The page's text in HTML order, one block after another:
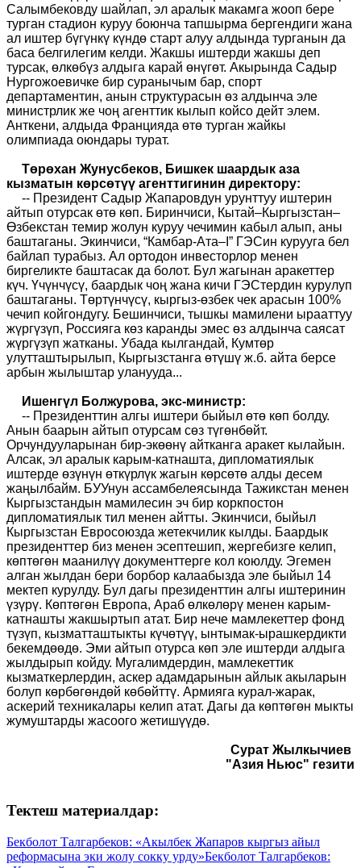
Салымбековду шайлап, эл аралык макамга жооп бере
турган стадион куруу боюнча тапшырма бергендиги жана
ал иштер бүгүнкү күндө старт алуу алдында турганын да
баса белгилегим келди. Жакшы иштерди жакшы деп
турсак, өлкөбүз алдыга карай өнүгөт. Акырында Садыр
Нургожоевичке бир суранычым бар, спорт
департаментин, анын структурасын өз алдынча эле
министрлик же чоң агенттик кылып койсо дейт элем.
Анткени, алдыда Францияда өтө турган жайкы
олимпиада оюндары турат.
Төрөхан Жунусбеков, Бишкек шаардык аза
кызматын көрсөтүү агенттигинин директору:
-- Президент Садыр Жапаровдун урунттуу иштерин
айтып отурсак өтө көп. Биринчиси, Кытай–Кыргызстан–
Өзбекстан темир жолун куруу чечимин кабыл алып, аны
баштаганы. Экинчиси, “Камбар-Ата–I” ГЭСин курууга бел
байлап турабыз. Ал ортодон инвесторлор менен
биргеликте баштасак да болот. Бул жагынан аракеттер
күч. Үчүнчүсү, баардык чоң жана кичи ГЭСтердин курулуп
баштаганы. Төртүнчүсү, кыргыз-өзбек чек арасын 100%
чечип койгондугу. Бешинчиси, тышкы мамилени ырааттуу
жүргүзүп, Россияга көз каранды эмес өз алдынча саясат
жүргүзүп жатканы. Убада кылгандай, Кумтөр
улутташтырылып, Кыргызстанга өтүшү ж.б. айта берсе
арбын жылыштар уланууда...
Ишенгүл Болжурова, экс-министр:
-- Президенттин алгы иштери быйыл өтө көп болду.
Анын баарын айтып отурсам сөз түгөнбөйт.
Орчундууларынан бир-экөөнү айтканга аракет кылайын.
Алсак, эл аралык карым-катнашта, дипломатиялык
иштерде өзүнүн өткүрлүк жагын көрсөтө алды десем
жаңылбайм. БУУнун ассамбелеясында Тажикстан менен
Кыргызстандын мамилесин эч бир коркпостон
дипломатиялык тил менен айтты. Экинчиси, быйыл
Кыргызстан Евросоюзда жетекчилик кылды. Баардык
президенттер биз менен эсептешип, жергебизге келип,
көптөгөн маанилүү документтерге кол коюлду. Эгемен
алган жылдан бери борбор калаабызда эле быйыл 14
мектеп курулду. Бул дагы президенттин алгы иштеринин
үзүрү. Көптөгөн Европа, Араб өлкөлөрү менен карым-
катнашты жакшыртып атат. Бир нече мамлекеттер фонд
түзүп, кызматташтыкты күчөтүү, ынтымак-ырашкердикти
бекемдөөдө. Эми айтып отурса көп эле иштерди алдыга
жылдырып койду. Мугалимдердин, мамлекеттик
кызматкерлердин, аскер адамдарынын айлык акыларын
болуп көрбөгөндөй көбөйттү. Армияга курал-жарак,
аскерий техникалары келип атат. Дагы да көптөгөн мыкты
жумуштарды жасоого жетишүүдө.
Сурат Жылкычиев
"Азия Ньюс" гезити
Тектеш материалдар:
Бекболот Талгарбеков: «Акылбек Жапаров кыргыз айыл
реформасына эки жолу сокку урду»Бекболот Талгарбеков: